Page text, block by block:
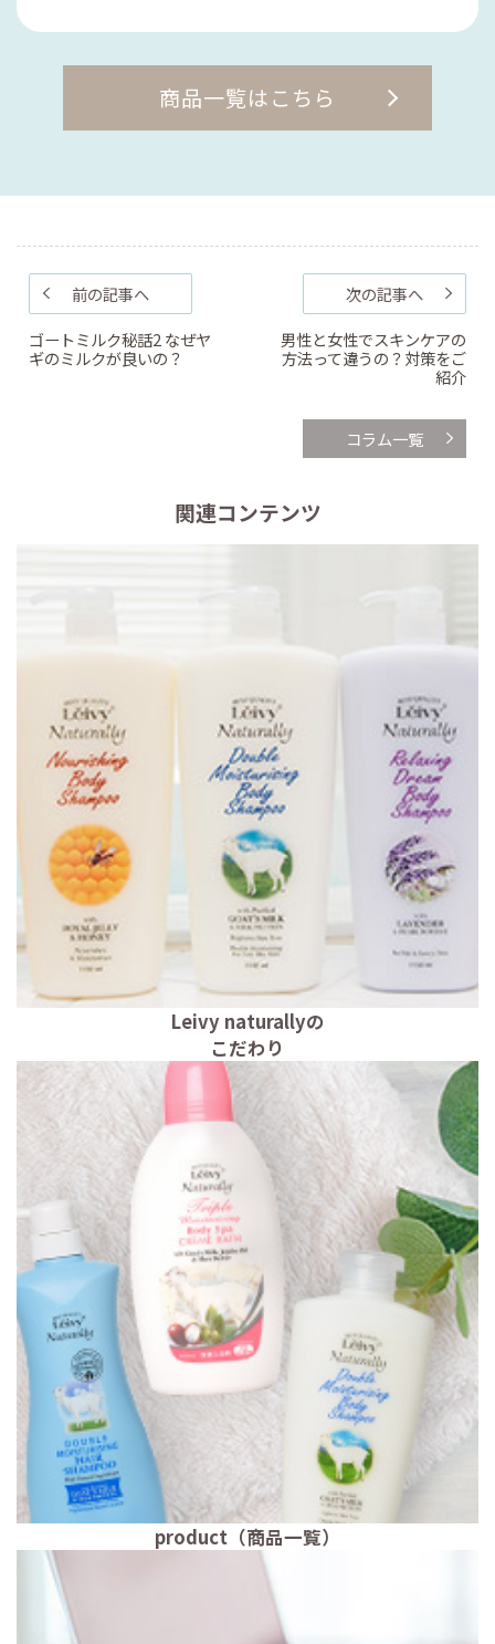
商品一覧はこちら
前の記事へ
ゴートミルク秘話2 なぜヤ
ギのミルクが良いの？
次の記事へ
男性と女性でスキンケアの
方法って違うの？対策をご
紹介
コラム一覧
関連コンテンツ
Leivy naturallyの
こだわり
product（商品一覧）